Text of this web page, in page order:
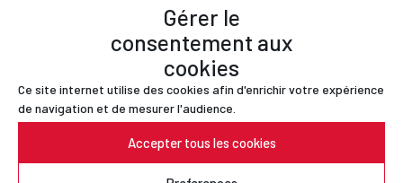
Gérer le
consentement aux
cookies
Ce site internet utilise des cookies afin d'enrichir votre expérience
de navigation et de mesurer l'audience.
Accepter tous les cookies
Partenaires
Contact
Mentions légales
Politique de confidentialité